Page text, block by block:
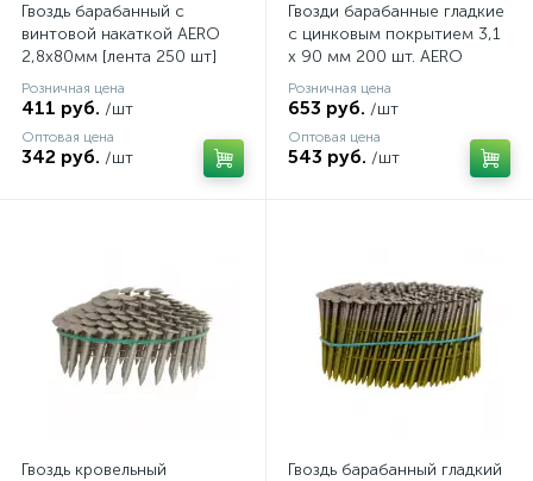
Гвоздь барабанный c
винтовой накаткой AERO
2,8х80мм [лента 250 шт]
(C90)
Розничная цена
411 руб. /шт
Оптовая цена
342 руб. /шт
Гвозди барабанные гладкие
с цинковым покрытием 3,1
х 90 мм 200 шт. AERO
Розничная цена
653 руб. /шт
Оптовая цена
543 руб. /шт
Гвоздь кровельный
Гвоздь барабанный гладкий